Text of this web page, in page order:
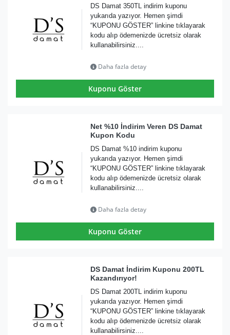
DS Damat 350TL indirim kuponu
yukarıda yazıyor. Hemen şimdi
“KUPONU GÖSTER” linkine tıklayarak
kodu alıp ödemenizde ücretsiz olarak
kullanabilirsiniz....
Daha fazla detay
Kuponu Göster
Net %10 İndirim Veren DS Damat
Kupon Kodu
DS Damat %10 indirim kuponu
yukarıda yazıyor. Hemen şimdi
“KUPONU GÖSTER” linkine tıklayarak
kodu alıp ödemenizde ücretsiz olarak
kullanabilirsiniz....
Daha fazla detay
Kuponu Göster
DS Damat İndirim Kuponu 200TL
Kazandırıyor!
DS Damat 200TL indirim kuponu
yukarıda yazıyor. Hemen şimdi
“KUPONU GÖSTER” linkine tıklayarak
kodu alıp ödemenizde ücretsiz olarak
kullanabilirsiniz....